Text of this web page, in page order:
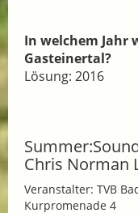
In welchem Jahr
Gasteinertal?
Lösung: 2016
Chris Norman
Veranstalter: TVB
Kurpromenade 4